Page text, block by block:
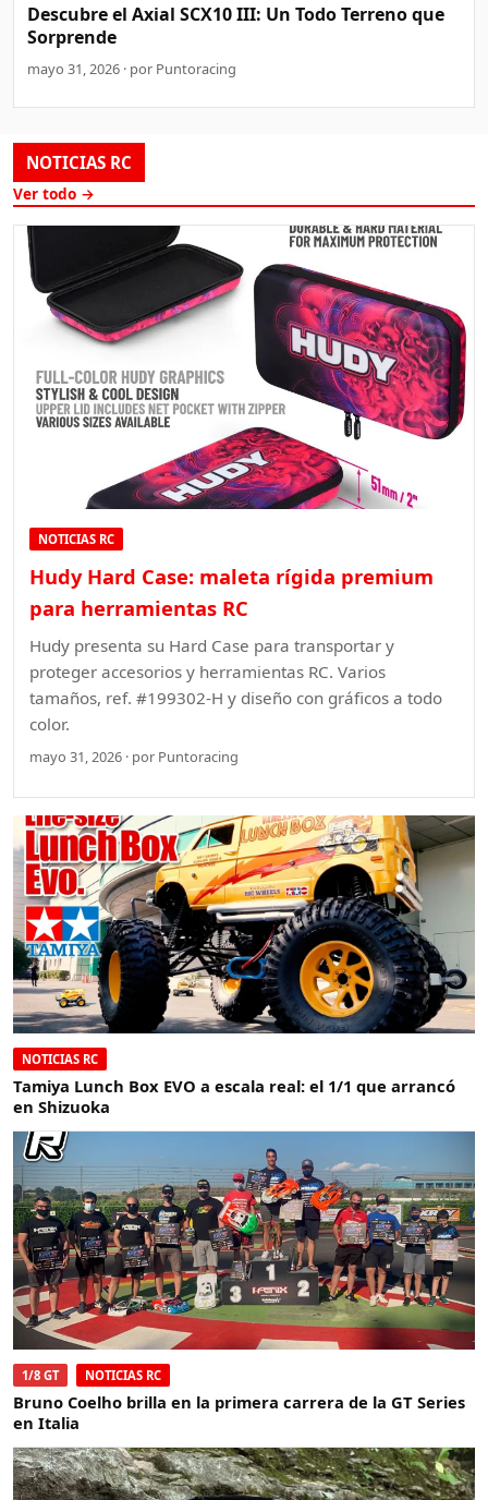
Descubre el Axial SCX10 III: Un Todo Terreno que
Sorprende
mayo 31, 2026 · por Puntoracing
NOTICIAS RC
Ver todo →
NOTICIAS RC
Hudy Hard Case: maleta rígida premium
para herramientas RC
Hudy presenta su Hard Case para transportar y
proteger accesorios y herramientas RC. Varios
tamaños, ref. #199302-H y diseño con gráficos a todo
color.
mayo 31, 2026 · por Puntoracing
NOTICIAS RC
Tamiya Lunch Box EVO a escala real: el 1/1 que arrancó
en Shizuoka
1/8 GT NOTICIAS RC
Bruno Coelho brilla en la primera carrera de la GT Series
en Italia